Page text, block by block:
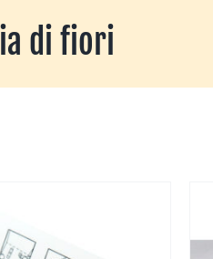
di fiori